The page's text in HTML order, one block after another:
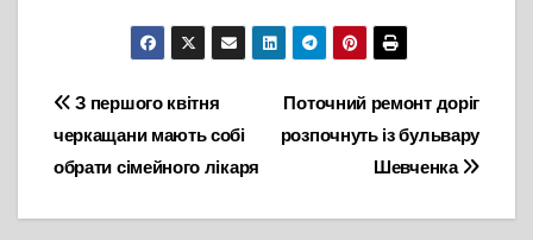
Навігація
записів
Поточний ремонт доріг
розпочнуть із бульвару
Шевченка
З першого квітня
черкащани мають собі
обрати сімейного лікаря